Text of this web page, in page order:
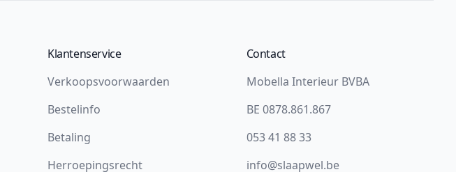
Klantenservice
Verkoopsvoorwaarden
Bestelinfo
Betaling
Herroepingsrecht
Contact
Mobella Interieur BVBA
BE 0878.861.867
053 41 88 33
info@slaapwel.be